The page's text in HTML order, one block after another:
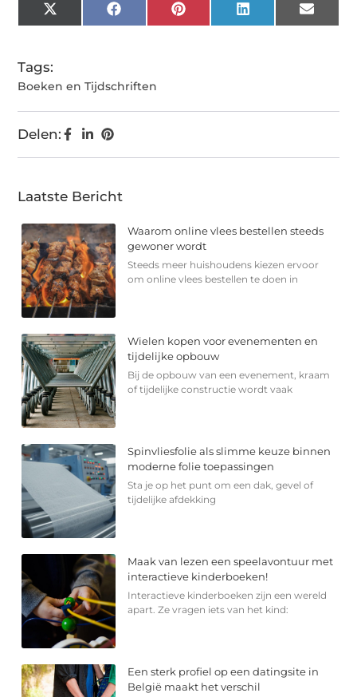
X
(Twitter)
FacebookPinterest LinkedIn Email
Tags:
Boeken en Tijdschriften
Delen:
Laatste Bericht
Waarom online vlees bestellen steeds
gewoner wordt
Steeds meer huishoudens kiezen ervoor
om online vlees bestellen te doen in
Wielen kopen voor evenementen en
tijdelijke opbouw
Bij de opbouw van een evenement, kraam
of tijdelijke constructie wordt vaak
Spinvliesfolie als slimme keuze binnen
moderne folie toepassingen
Sta je op het punt om een dak, gevel of
tijdelijke afdekking
Maak van lezen een speelavontuur met
interactieve kinderboeken!
Interactieve kinderboeken zijn een wereld
apart. Ze vragen iets van het kind:
Een sterk profiel op een datingsite in
België maakt het verschil